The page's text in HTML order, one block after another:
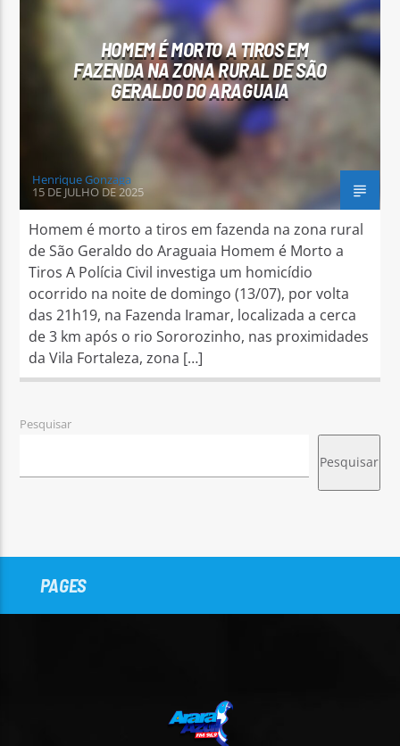
Arara Azul FM
HOMEM É MORTO A TIROS EM
FAZENDA NA ZONA RURAL DE SÃO
GERALDO DO ARAGUAIA
Henrique Gonzaga
15 DE JULHO DE 2025
Homem é morto a tiros em fazenda na zona rural
de São Geraldo do Araguaia Homem é Morto a
Tiros A Polícia Civil investiga um homicídio
ocorrido na noite de domingo (13/07), por volta
das 21h19, na Fazenda Iramar, localizada a cerca
de 3 km após o rio Sororozinho, nas proximidades
da Vila Fortaleza, zona […]
Pesquisar
Pesquisar
PAGES